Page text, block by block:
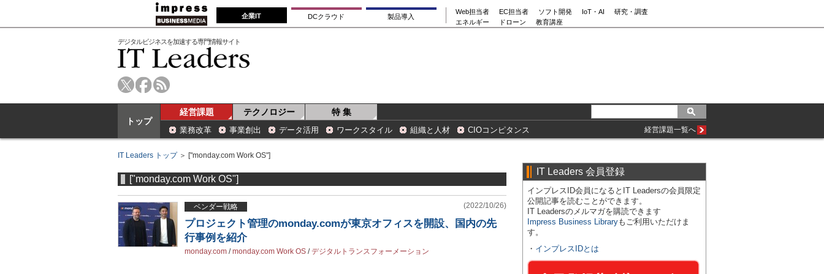
企業IT DCクラウド 製品導入
Web担当者 EC担当者 ソフト開発 IoT・AI
研究・調査
エネルギー
ドローン 教育講座
デジタルビジネスを加速する専門情報サイト
トップ
経営課題 テクノロジー 特 集
業務改革 事業創出 データ活用 ワークスタイル 組織と人材 CIOコンピタンス 経営課題一覧へ
IT Leaders トップ＞ ["monday.com Work OS"]
["monday.com Work OS"]
ベンダー戦略 (2022/10/26)
プロジェクト管理のmonday.comが東京オフィスを開設、国内の先
行事例を紹介
monday.com /monday.com Work OS /デジタルトランスフォーメーション
IT Leaders 会員登録
インプレスID会員になるとIT Leadersの会員限定
公開記事を読むことができます。
IT Leadersのメルマガを購読できます
Impress Business Libraryもご利用いただけま
す。
・ インプレスIDとは